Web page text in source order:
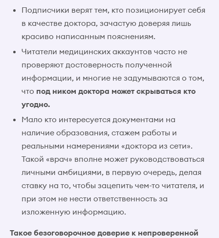
Подписчики верят тем, кто позиционирует себя
в качестве доктора, зачастую доверяя лишь
красиво написанным пояснениям.
Читатели медицинских аккаунтов часто не
проверяют достоверность полученной
информации, и многие не задумываются о том,
что под ником доктора может скрываться кто
угодно.
Мало кто интересуется документами на
наличие образования, стажем работы и
реальными намерениями «доктора из сети».
Такой «врач» вполне может руководствоваться
личными амбициями, в первую очередь, делая
ставку на то, чтобы зацепить чем-то читателя, и
при этом не нести ответственность за
изложенную информацию.
Такое безоговорочное доверие к непроверенной